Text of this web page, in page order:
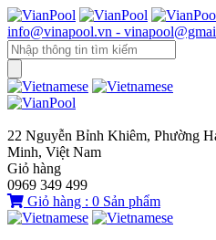
info@vinapool.vn -
22 Nguyễn Bỉnh Khiêm, Phường
Minh, Việt Nam
Giỏ hàng
0969 349 499
Giỏ hàng : 0 Sản phẩm